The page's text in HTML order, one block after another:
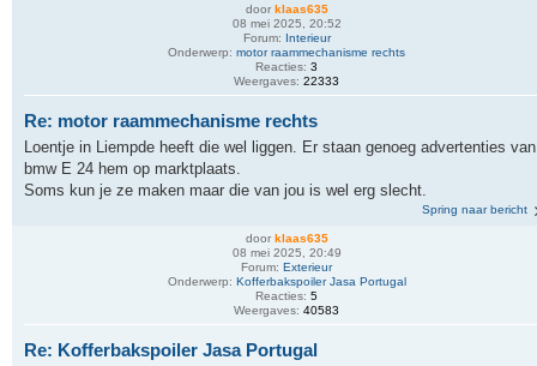
door klaas635
08 mei 2025, 20:52
Forum: Interieur
Onderwerp: motor raammechanisme rechts
Reacties: 3
Weergaves: 22333
Re: motor raammechanisme rechts
Loentje in Liempde heeft die wel liggen. Er staan genoeg advertenties van
bmw E 24 hem op marktplaats.
Soms kun je ze maken maar die van jou is wel erg slecht.
Spring naar bericht
door klaas635
08 mei 2025, 20:49
Forum: Exterieur
Onderwerp: Kofferbakspoiler Jasa Portugal
Reacties: 5
Weergaves: 40583
Re: Kofferbakspoiler Jasa Portugal